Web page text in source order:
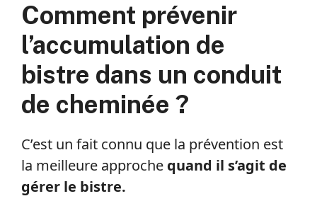
Comment prévenir
l’accumulation de
bistre dans un conduit
de cheminée ?
C’est un fait connu que la prévention est
la meilleure approche quand il s’agit de
gérer le bistre.